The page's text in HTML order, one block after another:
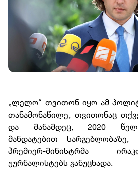
„ლელო“ თვითონ იყო ამ
თანამონაწილე, თვითონაც
და მანამდეც, 2020
მანდატებით
პრემიერ-მინისტრმა
ჟურნალისტებს განუცხადა.